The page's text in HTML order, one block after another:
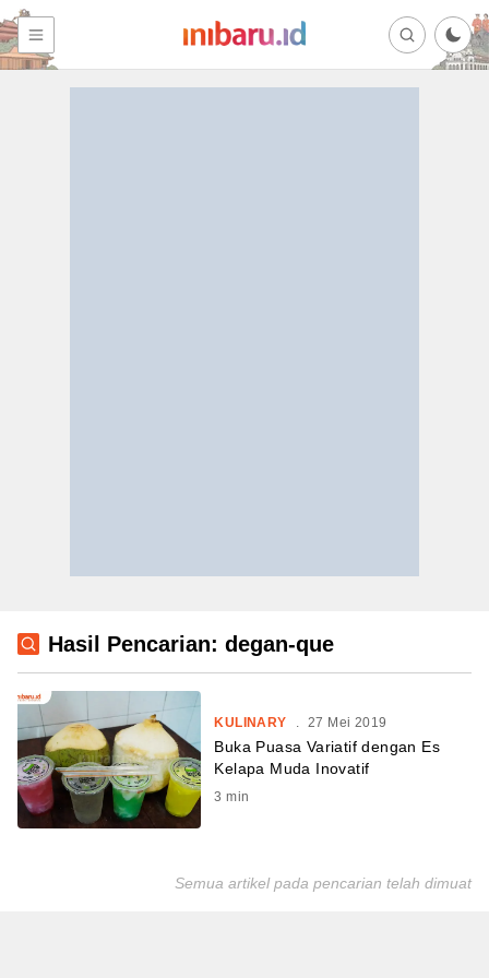
Hasil Pencarian: degan-que
KULINARY . 27 Mei 2019
Buka Puasa Variatif dengan Es
Kelapa Muda Inovatif
3 min
Semua artikel pada pencarian telah dimuat